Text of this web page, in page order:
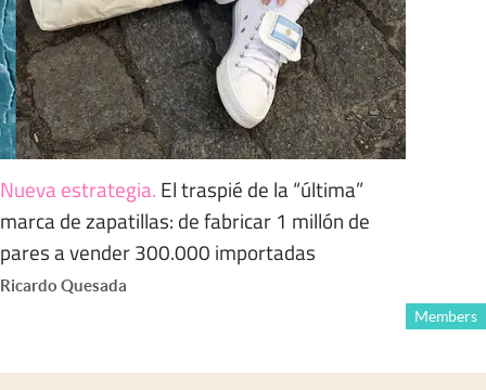
Nueva estrategia. El traspié de la “última”
marca de zapatillas: de fabricar 1 millón de
pares a vender 300.000 importadas
Ricardo Quesada
Members